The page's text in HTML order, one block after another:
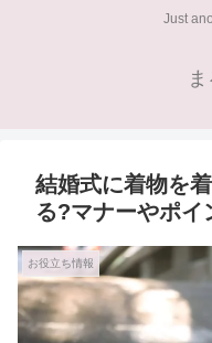
Just
結婚式に着物を
る?マナーやポイ
お役立ち情報